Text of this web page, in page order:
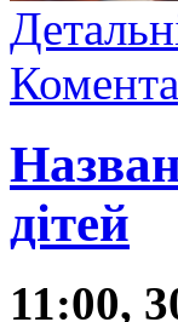
дітей
11:00,